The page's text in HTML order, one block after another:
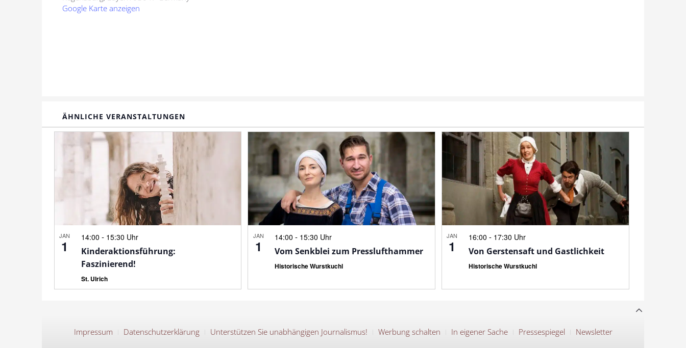
Google Karte anzeigen
ÄHNLICHE VERANSTALTUNGEN
JAN
1
14:00 - 15:30 Uhr
Kinderaktionsführung:
Faszinierend!
St. Ulrich
JAN
1
14:00- 15:30 Uhr
Vom Senkblei zum Presslufthammer
Historische Wurstkuchl
JAN
1
16:00 - 17:30 Uhr
Von Gerstensaft und Gastlichkeit
Historische Wurstkuchl
Impressum Datenschutzerklärung Unterstützen Sie unabhängigen Journalismus! Werbung schalten In eigener Sache Pressespiegel Newsletter